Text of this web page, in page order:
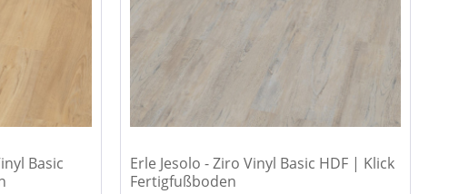
Basic
Erle Jesolo - Ziro Vinyl Basic HDF | Klick
Fertigfußboden